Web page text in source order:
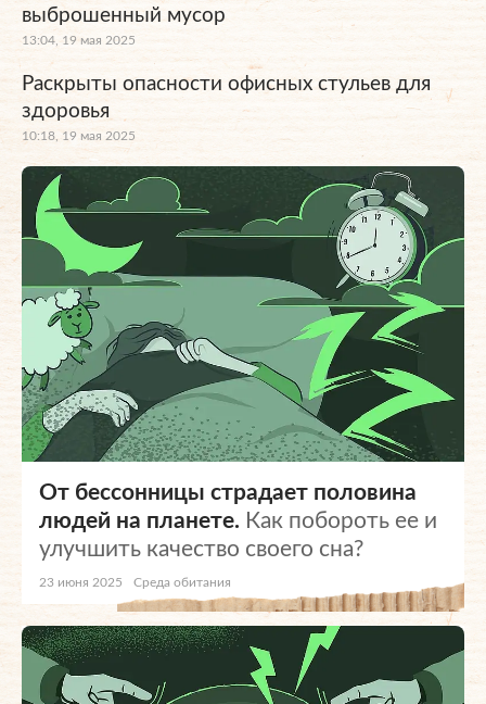
выброшенный мусор
13:04, 19 мая 2025
Раскрыты опасности офисных стульев для
здоровья
10:18, 19 мая 2025
От бессонницы страдает половина
людей на планете. Как побороть ее и
улучшить качество своего сна?
23 июня 2025 Среда обитания